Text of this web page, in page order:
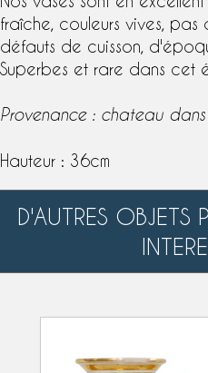
fraîche, couleurs vives,
défauts de cuisson,
Superbes et rare dans cet
Provenance : chateau dans
Hauteur : 36cm
D'AUTRES OBJETS